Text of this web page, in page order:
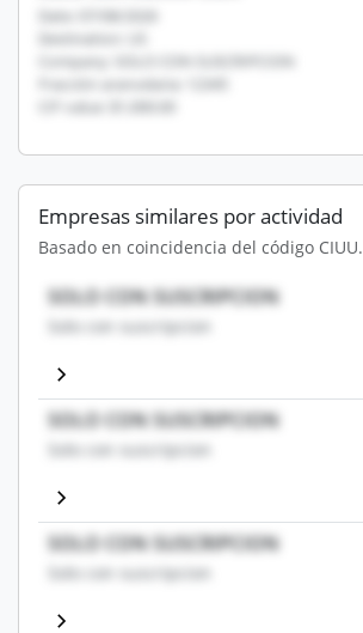
Date: 07/08/2026
Destination: US
Company: SOLO CON SUSCRIPCION
Fracción arancelaria: 12345
CIF value: $1,000.00
Empresas similares por actividad
Basado en coincidencia del código CIUU.
SOLO CON SUSCRIPCION
Solo con suscripcion
SOLO CON SUSCRIPCION
Solo con suscripcion
SOLO CON SUSCRIPCION
Solo con suscripcion